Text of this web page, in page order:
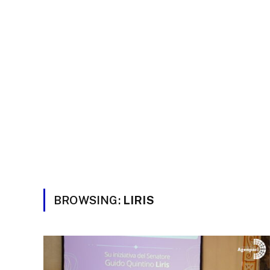
BROWSING: LIRIS